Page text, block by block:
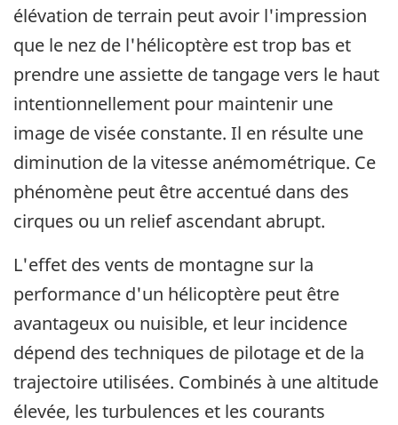
élévation de terrain peut avoir l'impression
que le nez de l'hélicoptère est trop bas et
prendre une assiette de tangage vers le haut
intentionnellement pour maintenir une
image de visée constante. Il en résulte une
diminution de la vitesse anémométrique. Ce
phénomène peut être accentué dans des
cirques ou un relief ascendant abrupt.
L'effet des vents de montagne sur la
performance d'un hélicoptère peut être
avantageux ou nuisible, et leur incidence
dépend des techniques de pilotage et de la
trajectoire utilisées. Combinés à une altitude
élevée, les turbulences et les courants